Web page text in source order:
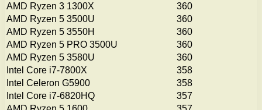
AMD Ryzen 3 1300X
360
AMD Ryzen 5 3500U
360
AMD Ryzen 5 3550H
360
AMD Ryzen 5 PRO 3500U
360
AMD Ryzen 5 3580U
360
Intel Core i7-7800X
358
Intel Celeron G5900
358
Intel Core i7-6820HQ
357